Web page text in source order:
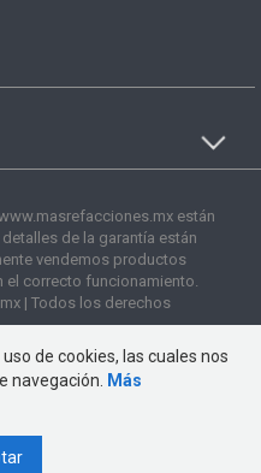
están
de la garantía están
vendemos productos
el correcto funcionamiento.
| Todos los derechos
de cookies, las cuales nos
navegación.
Más